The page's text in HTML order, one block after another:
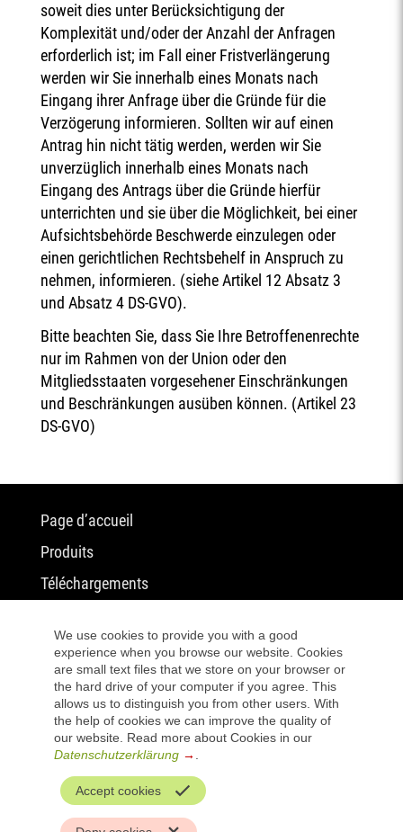
soweit dies unter Berücksichtigung der
Komplexität und/oder der Anzahl der Anfragen
erforderlich ist; im Fall einer Fristverlängerung
werden wir Sie innerhalb eines Monats nach
Eingang ihrer Anfrage über die Gründe für die
Verzögerung informieren. Sollten wir auf einen
Antrag hin nicht tätig werden, werden wir Sie
unverzüglich innerhalb eines Monats nach
Eingang des Antrags über die Gründe hierfür
unterrichten und sie über die Möglichkeit, bei einer
Aufsichtsbehörde Beschwerde einzulegen oder
einen gerichtlichen Rechtsbehelf in Anspruch zu
nehmen, informieren. (siehe Artikel 12 Absatz 3
und Absatz 4 DS-GVO).
Bitte beachten Sie, dass Sie Ihre Betroffenenrechte
nur im Rahmen von der Union oder den
Mitgliedsstaaten vorgesehener Einschränkungen
und Beschränkungen ausüben können. (Artikel 23
DS-GVO)
Aller
contenu
Page d’accueil
Produits
Téléchargements
Aller
au
contenu
Häcker Küchen
HK Appliances
Déclaration de confidentialité
Mentions légales
Aller
warranty
Favoris
We use cookies to provide you with a good
experience when you browse our website. Cookies
are small text files that we store on your browser or
the hard drive of your computer if you agree. This
allows us to distinguish you from other users. With
the help of cookies we can improve the quality of
our website. Read more about Cookies in our
Datenschutzerklärung
Accept cookies